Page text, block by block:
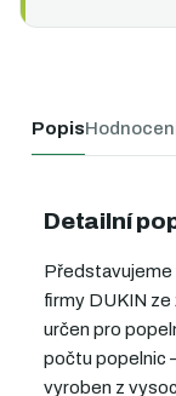
Popis
Detailní
Představujeme
firmy DUKIN
určen pro
počtu popelnic
vyroben z